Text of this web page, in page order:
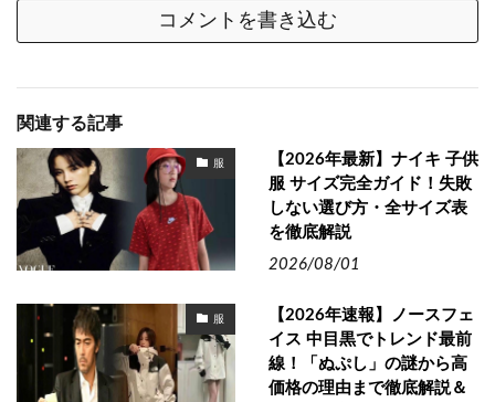
コメントを書き込む
関連する記事
服
【2026年最新】ナイキ 子供
服 サイズ完全ガイド！失敗
しない選び方・全サイズ表
を徹底解説
2026/08/01
服
【2026年速報】ノースフェ
イス 中目黒でトレンド最前
線！「ぬぷし」の謎から高
価格の理由まで徹底解説＆